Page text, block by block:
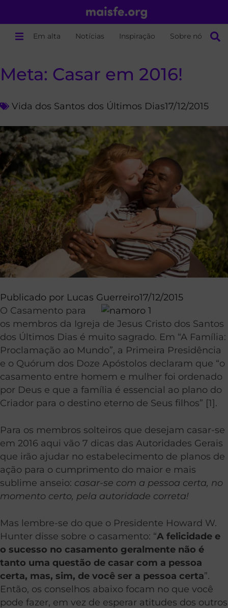
Em alta Notícias Inspiração Sobre nós
Meta: Casar em 2016!
Vida dos Santos dos Últimos Dias17/12/2015
Publicado por Lucas Guerreiro17/12/2015
O Casamento para
os membros da Igreja de Jesus Cristo dos Santos
dos Últimos Dias é muito sagrado. Em “A Família:
Proclamação ao Mundo”, a Primeira Presidência
e o Quórum dos Doze Apóstolos declaram que “o
casamento entre homem e mulher foi ordenado
por Deus e que a família é essencial ao plano do
Criador para o destino eterno de Seus filhos” [1].
Para os membros solteiros que desejam casar-se
em 2016 aqui vão 7 dicas das Autoridades Gerais
que irão ajudar no estabelecimento de planos de
ação para o cumprimento do maior e mais
sublime anseio: casar-se com a pessoa certa, no
momento certo, pela autoridade correta!
Mas lembre-se do que o Presidente Howard W.
Hunter disse sobre o casamento: “A felicidade e
o sucesso no casamento geralmente não é
tanto uma questão de casar com a pessoa
certa, mas, sim, de você ser a pessoa certa”.
Então, os conselhos abaixo focam no que você
pode fazer, em vez de esperar atitudes dos outros